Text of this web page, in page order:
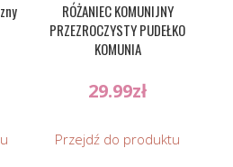
RÓŻANIEC KOMUNIJNY
PRZEZROCZYSTY PUDEŁKO
KOMUNIA
29.99zł
Przejdź do produktu